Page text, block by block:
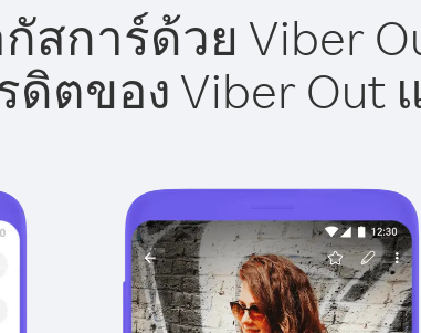
สการ์ด้วย Viber
ดิตของ Viber Out